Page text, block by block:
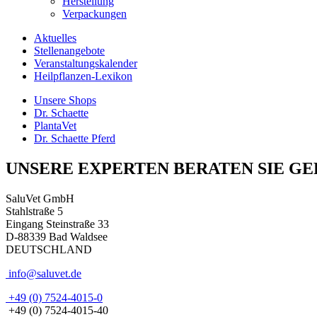
Verpackungen
Aktuelles
Stellenangebote
Veranstaltungskalender
Heilpflanzen-Lexikon
Unsere Shops
Dr. Schaette
PlantaVet
Dr. Schaette Pferd
UNSERE EXPERTEN BERATEN SIE
SaluVet GmbH
Stahlstraße 5
Eingang Steinstraße 33
D-88339 Bad Waldsee
DEUTSCHLAND
info@saluvet.de
+49 (0) 7524-4015-0
+49 (0) 7524-4015-40